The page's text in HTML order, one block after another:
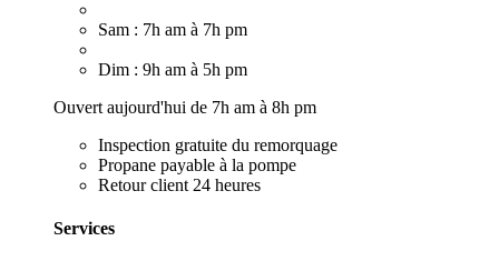
Sam : 7h am à 7h pm
Dim : 9h am à 5h pm
Ouvert aujourd'hui de 7h am à 8h pm
Inspection gratuite du remorquage
Propane payable à la pompe
Retour client 24 heures
Services